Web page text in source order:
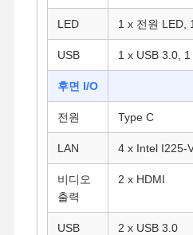
LED 1 x 전원 LED,
USB 1 x USB 3.0,
후면 I/O
전원 Type C
LAN 4 x Intel I225-
비디오
출력
2 x HDMI
USB 2 x USB 3.0